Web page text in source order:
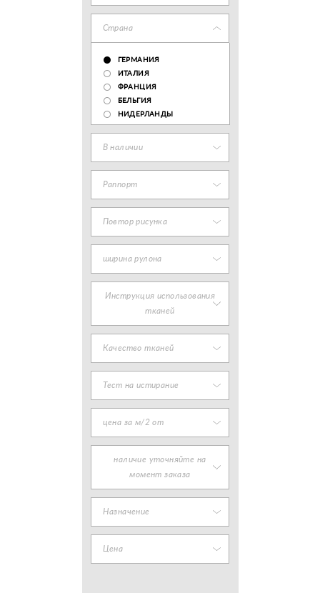
Страна
ГЕРМАНИЯ
ИТАЛИЯ
ФРАНЦИЯ
БЕЛЬГИЯ
НИДЕРЛАНДЫ
В наличии
Раппорт
Повтор рисунка
ширина рулона
Инструкция использования
тканей
Качество тканей
Тест на истирание
цена за м/2 от
наличие уточняйте на
момент заказа
Назначение
Цена